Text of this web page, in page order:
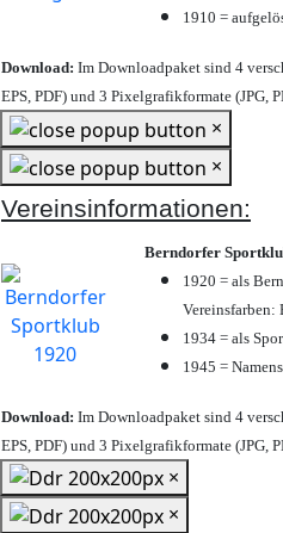
1910 =
Download: Im Downloadpaket sind 4
EPS, PDF) und 3 Pixelgrafikformate (JPG,
×
×
Vereinsinformationen:
Berndorfer
1920 = als
Vereinsfarben:
1934 = als
1945 =
Download: Im Downloadpaket sind 4
EPS, PDF) und 3 Pixelgrafikformate (JPG,
×
×